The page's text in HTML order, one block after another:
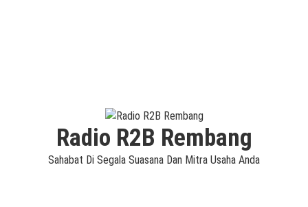
Radio R2B Rembang
Sahabat Di Segala Suasana Dan Mitra Usaha Anda